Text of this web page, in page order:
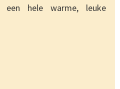
hele warme, leuke